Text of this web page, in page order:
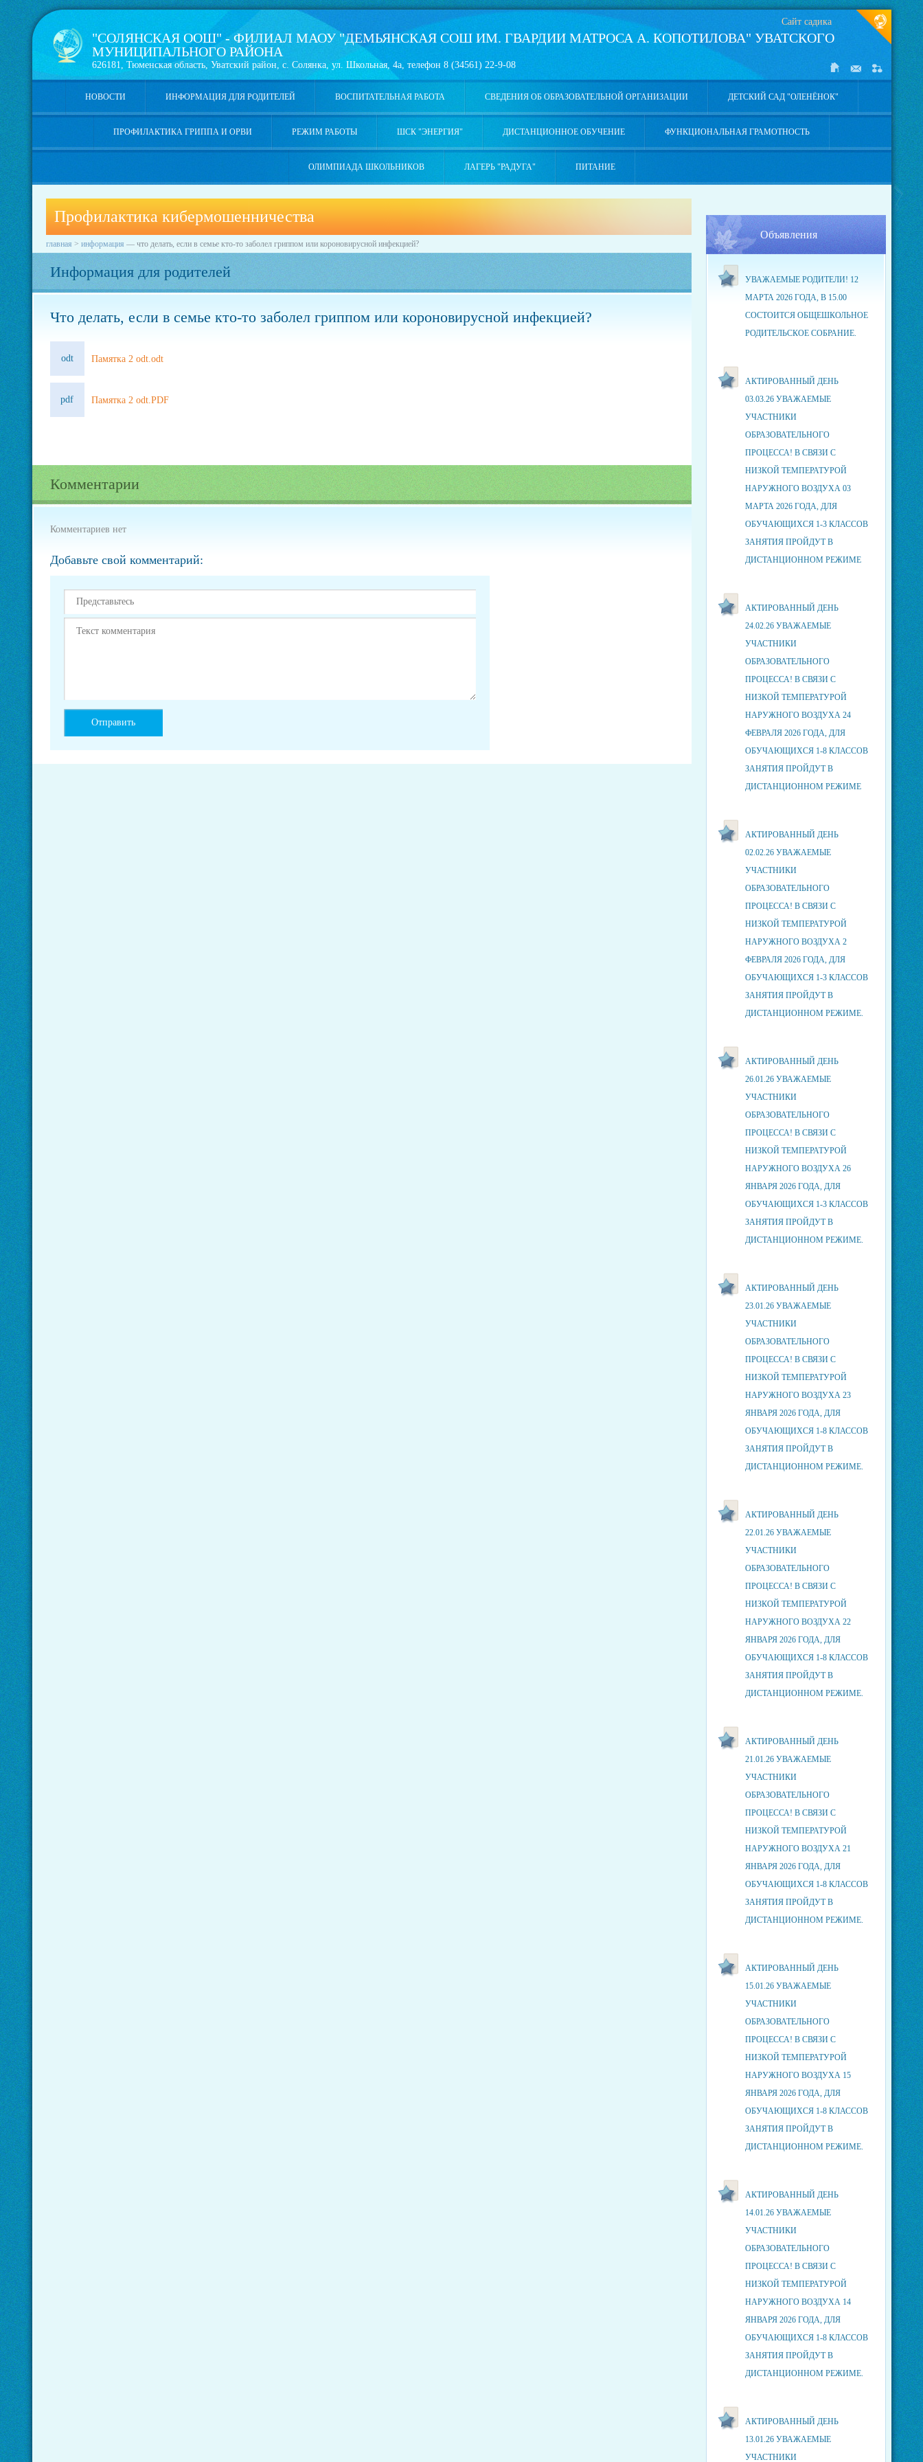
Профилактика кибермошенничества
главная > информация — что делать, если в семье кто-то заболел гриппом или короновирусной инфекцией?
Информация для родителей
Что делать, если в семье кто-то заболел гриппом или короновирусной инфекцией?
odt Памятка 2 odt.odt
pdf Памятка 2 odt.PDF
Комментарии
Комментариев нет
Добавьте свой комментарий:
Объявления
УВАЖАЕМЫЕ РОДИТЕЛИ! 12
МАРТА 2026 ГОДА, В 15.00
СОСТОИТСЯ ОБЩЕШКОЛЬНОЕ
РОДИТЕЛЬСКОЕ СОБРАНИЕ.
АКТИРОВАННЫЙ ДЕНЬ
03.03.26 УВАЖАЕМЫЕ
УЧАСТНИКИ
ОБРАЗОВАТЕЛЬНОГО
ПРОЦЕССА! В СВЯЗИ С
НИЗКОЙ ТЕМПЕРАТУРОЙ
НАРУЖНОГО ВОЗДУХА 03
МАРТА 2026 ГОДА, ДЛЯ
ОБУЧАЮЩИХСЯ 1-3 КЛАССОВ
ЗАНЯТИЯ ПРОЙДУТ В
ДИСТАНЦИОННОМ РЕЖИМЕ
АКТИРОВАННЫЙ ДЕНЬ
24.02.26 УВАЖАЕМЫЕ
УЧАСТНИКИ
ОБРАЗОВАТЕЛЬНОГО
ПРОЦЕССА! В СВЯЗИ С
НИЗКОЙ ТЕМПЕРАТУРОЙ
НАРУЖНОГО ВОЗДУХА 24
ФЕВРАЛЯ 2026 ГОДА, ДЛЯ
ОБУЧАЮЩИХСЯ 1-8 КЛАССОВ
ЗАНЯТИЯ ПРОЙДУТ В
ДИСТАНЦИОННОМ РЕЖИМЕ
АКТИРОВАННЫЙ ДЕНЬ
02.02.26 УВАЖАЕМЫЕ
УЧАСТНИКИ
ОБРАЗОВАТЕЛЬНОГО
ПРОЦЕССА! В СВЯЗИ С
НИЗКОЙ ТЕМПЕРАТУРОЙ
НАРУЖНОГО ВОЗДУХА 2
ФЕВРАЛЯ 2026 ГОДА, ДЛЯ
ОБУЧАЮЩИХСЯ 1-3 КЛАССОВ
ЗАНЯТИЯ ПРОЙДУТ В
ДИСТАНЦИОННОМ РЕЖИМЕ.
АКТИРОВАННЫЙ ДЕНЬ
26.01.26 УВАЖАЕМЫЕ
УЧАСТНИКИ
ОБРАЗОВАТЕЛЬНОГО
ПРОЦЕССА! В СВЯЗИ С
НИЗКОЙ ТЕМПЕРАТУРОЙ
НАРУЖНОГО ВОЗДУХА 26
ЯНВАРЯ 2026 ГОДА, ДЛЯ
ОБУЧАЮЩИХСЯ 1-3 КЛАССОВ
ЗАНЯТИЯ ПРОЙДУТ В
ДИСТАНЦИОННОМ РЕЖИМЕ.
АКТИРОВАННЫЙ ДЕНЬ
23.01.26 УВАЖАЕМЫЕ
УЧАСТНИКИ
ОБРАЗОВАТЕЛЬНОГО
ПРОЦЕССА! В СВЯЗИ С
НИЗКОЙ ТЕМПЕРАТУРОЙ
НАРУЖНОГО ВОЗДУХА 23
ЯНВАРЯ 2026 ГОДА, ДЛЯ
ОБУЧАЮЩИХСЯ 1-8 КЛАССОВ
ЗАНЯТИЯ ПРОЙДУТ В
ДИСТАНЦИОННОМ РЕЖИМЕ.
АКТИРОВАННЫЙ ДЕНЬ
22.01.26 УВАЖАЕМЫЕ
УЧАСТНИКИ
ОБРАЗОВАТЕЛЬНОГО
ПРОЦЕССА! В СВЯЗИ С
НИЗКОЙ ТЕМПЕРАТУРОЙ
НАРУЖНОГО ВОЗДУХА 22
ЯНВАРЯ 2026 ГОДА, ДЛЯ
ОБУЧАЮЩИХСЯ 1-8 КЛАССОВ
ЗАНЯТИЯ ПРОЙДУТ В
ДИСТАНЦИОННОМ РЕЖИМЕ.
АКТИРОВАННЫЙ ДЕНЬ
21.01.26 УВАЖАЕМЫЕ
УЧАСТНИКИ
ОБРАЗОВАТЕЛЬНОГО
ПРОЦЕССА! В СВЯЗИ С
НИЗКОЙ ТЕМПЕРАТУРОЙ
НАРУЖНОГО ВОЗДУХА 21
ЯНВАРЯ 2026 ГОДА, ДЛЯ
ОБУЧАЮЩИХСЯ 1-8 КЛАССОВ
ЗАНЯТИЯ ПРОЙДУТ В
ДИСТАНЦИОННОМ РЕЖИМЕ.
АКТИРОВАННЫЙ ДЕНЬ
15.01.26 УВАЖАЕМЫЕ
УЧАСТНИКИ
ОБРАЗОВАТЕЛЬНОГО
ПРОЦЕССА! В СВЯЗИ С
НИЗКОЙ ТЕМПЕРАТУРОЙ
НАРУЖНОГО ВОЗДУХА 15
ЯНВАРЯ 2026 ГОДА, ДЛЯ
ОБУЧАЮЩИХСЯ 1-8 КЛАССОВ
ЗАНЯТИЯ ПРОЙДУТ В
ДИСТАНЦИОННОМ РЕЖИМЕ.
АКТИРОВАННЫЙ ДЕНЬ
14.01.26 УВАЖАЕМЫЕ
УЧАСТНИКИ
ОБРАЗОВАТЕЛЬНОГО
ПРОЦЕССА! В СВЯЗИ С
НИЗКОЙ ТЕМПЕРАТУРОЙ
НАРУЖНОГО ВОЗДУХА 14
ЯНВАРЯ 2026 ГОДА, ДЛЯ
ОБУЧАЮЩИХСЯ 1-8 КЛАССОВ
ЗАНЯТИЯ ПРОЙДУТ В
ДИСТАНЦИОННОМ РЕЖИМЕ.
АКТИРОВАННЫЙ ДЕНЬ
13.01.26 УВАЖАЕМЫЕ
УЧАСТНИКИ
"СОЛЯНСКАЯ ООШ" - ФИЛИАЛ МАОУ "ДЕМЬЯНСКАЯ СОШ ИМ. ГВАРДИИ МАТРОСА А. КОПОТИЛОВА" УВАТСКОГО
МУНИЦИПАЛЬНОГО РАЙОНА
626181, Тюменская область, Уватский район, с. Солянка, ул. Школьная, 4а, телефон 8 (34561) 22-9-08
Сайт садика
НОВОСТИ ИНФОРМАЦИЯ ДЛЯ РОДИТЕЛЕЙ ВОСПИТАТЕЛЬНАЯ РАБОТА СВЕДЕНИЯ ОБ ОБРАЗОВАТЕЛЬНОЙ ОРГАНИЗАЦИИ ДЕТСКИЙ САД "ОЛЕНЁНОК"
ПРОФИЛАКТИКА ГРИППА И ОРВИ РЕЖИМ РАБОТЫ ШСК "ЭНЕРГИЯ" ДИСТАНЦИОННОЕ ОБУЧЕНИЕ ФУНКЦИОНАЛЬНАЯ ГРАМОТНОСТЬ
ОЛИМПИАДА ШКОЛЬНИКОВ ЛАГЕРЬ "РАДУГА" ПИТАНИЕ